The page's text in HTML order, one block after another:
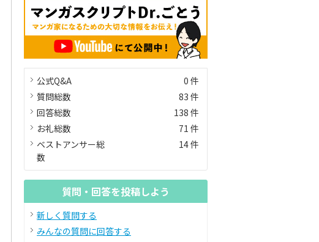
公式Q&A
0 件
質問総数
83 件
回答総数
138 件
お礼総数
71 件
ベストアンサー総
数
14 件
質問・回答を投稿しよう
新しく質問する
みんなの質問に回答する